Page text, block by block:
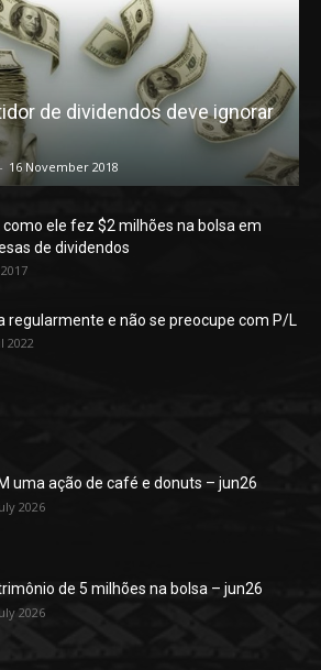
de dividendos deve ignorar
- 16 November 2018
como ele fez $2 milhões na bolsa em
de dividendos
regularmente e não se preocupe com P/L
2022
uma ação de café e donuts – jun26
2026
de 5 milhões na bolsa – jun26
2026